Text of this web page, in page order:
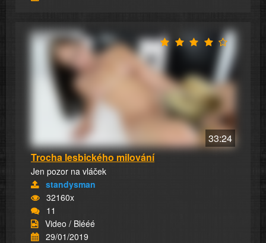
33:24
Trocha lesbického milování
Jen pozor na vláček
standysman
32160x
11
Video / Blééé
29/01/2019